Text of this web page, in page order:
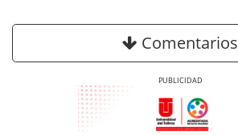
Comentarios